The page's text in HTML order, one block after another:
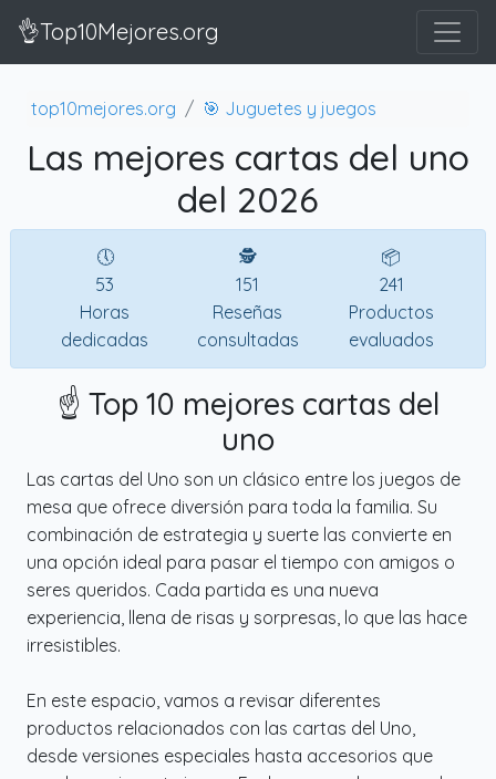
👌Top10Mejores.org
top10mejores.org 🎯 Juguetes y juegos
Las mejores cartas del uno
del 2026
🕔
53
Horas
dedicadas
🕵
151
Reseñas
consultadas
📦
241
Productos
evaluados
☝️ Top 10 mejores cartas del
uno
Las cartas del Uno son un clásico entre los juegos de
mesa que ofrece diversión para toda la familia. Su
combinación de estrategia y suerte las convierte en
una opción ideal para pasar el tiempo con amigos o
seres queridos. Cada partida es una nueva
experiencia, llena de risas y sorpresas, lo que las hace
irresistibles.
En este espacio, vamos a revisar diferentes
productos relacionados con las cartas del Uno,
desde versiones especiales hasta accesorios que